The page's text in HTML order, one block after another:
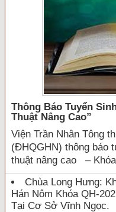
Thông Báo Tuyển
Thuật Nâng Cao”
Viện Trần Nhân Tông
(ĐHQGHN) thông báo
thuật nâng cao –
Chùa Long Hưng:
Hán Nôm Khóa QH-
Tại Cơ Sở Vĩnh Ngọc.